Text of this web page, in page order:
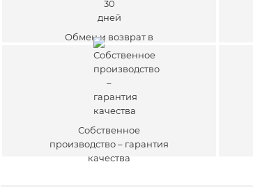
Обмен и возврат в
течение 30 дней
Собственное
производство – гарантия
качества